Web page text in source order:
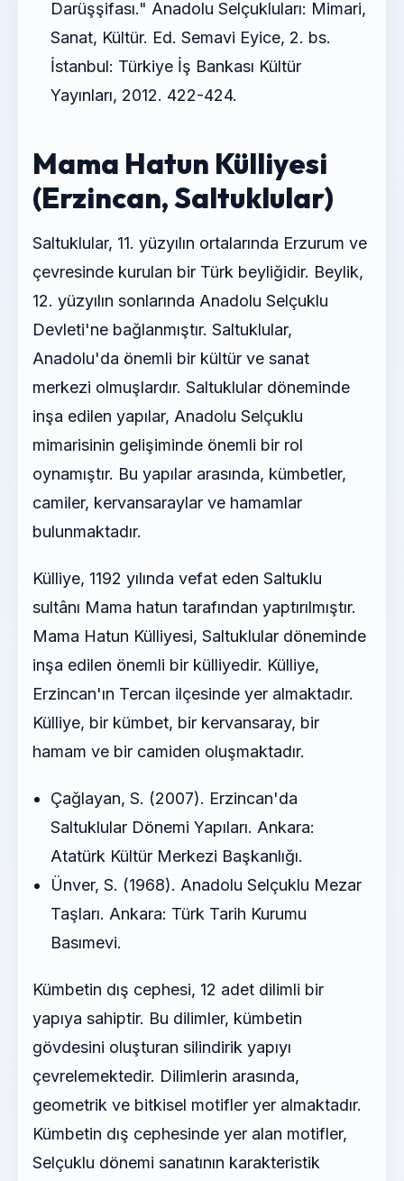
Darüşşifası." Anadolu Selçukluları: Mimari,
Sanat, Kültür. Ed. Semavi Eyice, 2. bs.
İstanbul: Türkiye İş Bankası Kültür
Yayınları, 2012. 422-424.
Mama Hatun Külliyesi
(Erzincan, Saltuklular)
Saltuklular, 11. yüzyılın ortalarında Erzurum ve
çevresinde kurulan bir Türk beyliğidir. Beylik,
12. yüzyılın sonlarında Anadolu Selçuklu
Devleti'ne bağlanmıştır. Saltuklular,
Anadolu'da önemli bir kültür ve sanat
merkezi olmuşlardır. Saltuklular döneminde
inşa edilen yapılar, Anadolu Selçuklu
mimarisinin gelişiminde önemli bir rol
oynamıştır. Bu yapılar arasında, kümbetler,
camiler, kervansaraylar ve hamamlar
bulunmaktadır.
Külliye, 1192 yılında vefat eden Saltuklu
sultânı Mama hatun tarafından yaptırılmıştır.
Mama Hatun Külliyesi, Saltuklular döneminde
inşa edilen önemli bir külliyedir. Külliye,
Erzincan'ın Tercan ilçesinde yer almaktadır.
Külliye, bir kümbet, bir kervansaray, bir
hamam ve bir camiden oluşmaktadır.
Çağlayan, S. (2007). Erzincan'da
Saltuklular Dönemi Yapıları. Ankara:
Atatürk Kültür Merkezi Başkanlığı.
Ünver, S. (1968). Anadolu Selçuklu Mezar
Taşları. Ankara: Türk Tarih Kurumu
Basımevi.
Kümbetin dış cephesi, 12 adet dilimli bir
yapıya sahiptir. Bu dilimler, kümbetin
gövdesini oluşturan silindirik yapıyı
çevrelemektedir. Dilimlerin arasında,
geometrik ve bitkisel motifler yer almaktadır.
Kümbetin dış cephesinde yer alan motifler,
Selçuklu dönemi sanatının karakteristik